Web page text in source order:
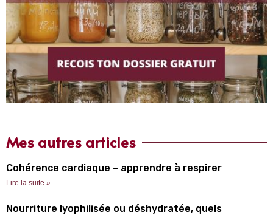
Mes autres articles
Cohérence cardiaque – apprendre à respirer
Lire la suite »
Nourriture lyophilisée ou déshydratée, quels